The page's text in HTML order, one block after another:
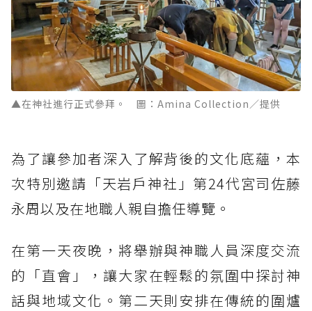
▲在神社進行正式參拜。 圖：Amina Collection／提供
為了讓參加者深入了解背後的文化底蘊，本
次特別邀請「天岩戶神社」第24代宮司佐藤
永周以及在地職人親自擔任導覽。
在第一天夜晚，將舉辦與神職人員深度交流
的「直會」，讓大家在輕鬆的氛圍中探討神
話與地域文化。第二天則安排在傳統的圍爐